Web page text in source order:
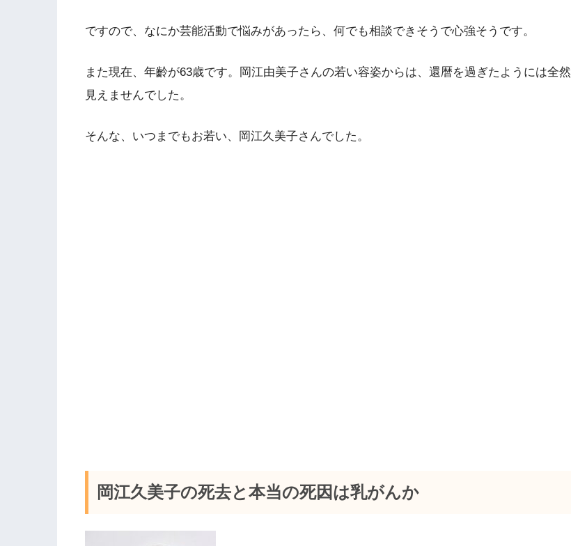
ですので、なにか芸能活動で悩みがあったら、何でも相談できそうで心強そうです。
また現在、年齡が63歳です。岡江由美子さんの若い容姿からは、還暦を過ぎたようには全然
見えませんでした。
そんな、いつまでもお若い、岡江久美子さんでした。
岡江久美子の死去と本当の死因は乳がんか